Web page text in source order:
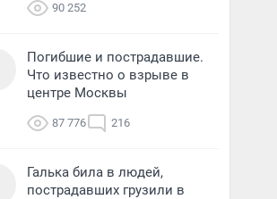
90 252
Погибшие и пострадавшие.
Что известно о взрыве в
центре Москвы
87 776 216
Галька била в людей,
пострадавших грузили в